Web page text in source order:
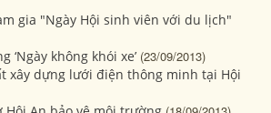
gia "Ngày Hội sinh viên với du lịch"
‘Ngày không khói xe’ (23/09/2013)
xây dựng lưới điện thông minh tại Hội